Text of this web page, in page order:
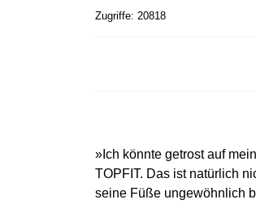
Zugriffe: 20818
»Ich könnte getrost auf
TOPFIT. Das ist natürlich
seine Füße ungewöhnlich